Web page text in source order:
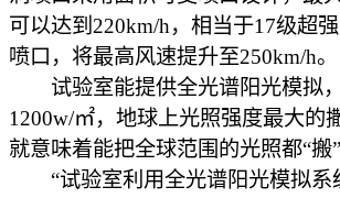
可以达到220km/h，相当于17级超
喷口，将最高风速提升至250km/h。
试验室能提供全光谱阳光模拟
1200w/㎡，地球上光照强度最大的
就意味着能把全球范围的光照都“搬”
“试验室利用全光谱阳光模拟系